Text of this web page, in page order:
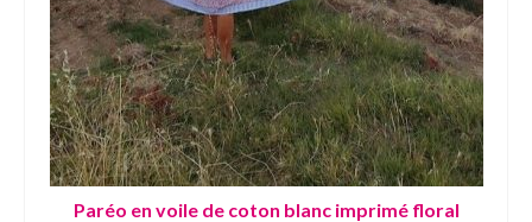
Paréo en voile de coton blanc imprimé floral